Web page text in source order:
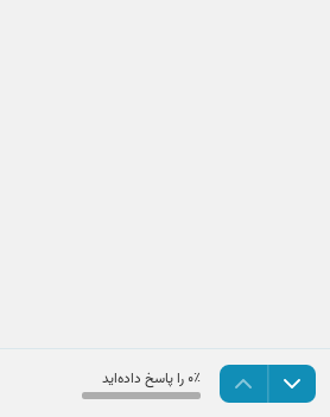
۰٪ را پاسخ داده‌اید